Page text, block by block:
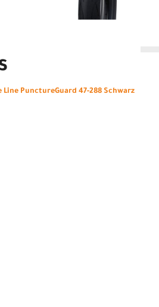
Line PunctureGuard 47-288 Schwarz